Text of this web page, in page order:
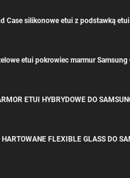
Case silikonowe etui z podstawką
etui pokrowiec marmur
ETUI HYBRYDOWE DO
FLEXIBLE GLASS DO